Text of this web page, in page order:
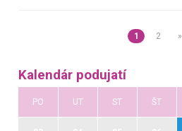
1 2 »
Kalendár podujatí
PO UT ST ŠT